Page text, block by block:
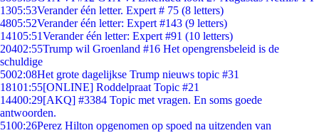
1305:53Verander één letter. Expert # 75 (8 letters)
4805:52Verander één letter: Expert #143 (9 letters)
14105:51Verander één letter: Expert #91 (10 letters)
20402:55Trump wil Groenland #16 Het opengrensbeleid is de
schuldige
5002:08Het grote dagelijkse Trump nieuws topic #31
18101:55[ONLINE] Roddelpraat Topic #21
14400:29[AKQ] #3384 Topic met vragen. En soms goede
antwoorden.
5100:26Perez Hilton opgenomen op spoed na uitzenden van